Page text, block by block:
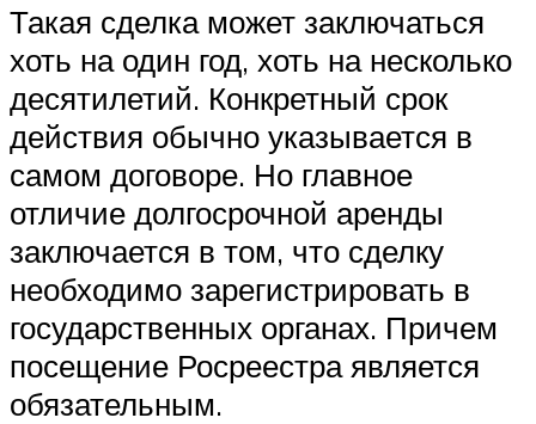
Такая сделка может заключаться
хоть на один год, хоть на несколько
десятилетий. Конкретный срок
действия обычно указывается в
самом договоре. Но главное
отличие долгосрочной аренды
заключается в том, что сделку
необходимо зарегистрировать в
государственных органах. Причем
посещение Росреестра является
обязательным.